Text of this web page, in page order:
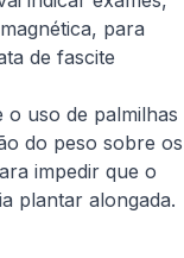
para
de fascite
uso de palmilhas
do peso sobre os
impedir que o
plantar alongada.